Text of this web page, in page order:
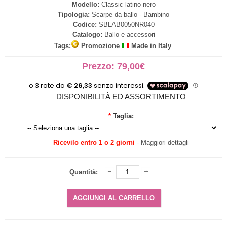
Modello: Classic latino nero
Tipologia: Scarpe da ballo - Bambino
Codice: SBLAB0050NR040
Catalogo: Ballo e accessori
Tags:
Promozione Made in Italy
Prezzo: 79,00€
DISPONIBILITÀ ED ASSORTIMENTO
* Taglia:
Ricevilo entro 1 o 2 giorni - Maggiori dettagli
Quantità: